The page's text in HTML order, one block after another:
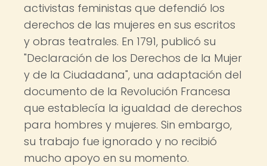
activistas feministas que defendió los
derechos de las mujeres en sus escritos
y obras teatrales. En 1791, publicó su
"Declaración de los Derechos de la Mujer
y de la Ciudadana", una adaptación del
documento de la Revolución Francesa
que establecía la igualdad de derechos
para hombres y mujeres. Sin embargo,
su trabajo fue ignorado y no recibió
mucho apoyo en su momento.